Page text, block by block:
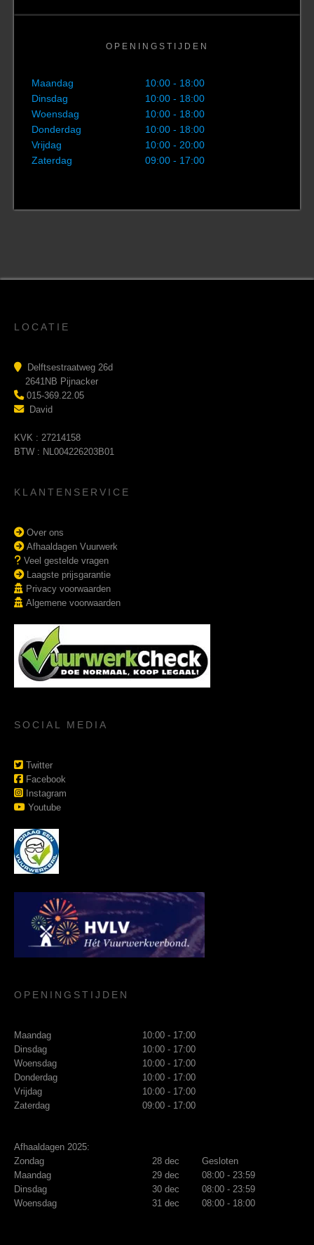
OPENINGSTIJDEN
Maandag
10:00 - 18:00
Dinsdag
10:00 - 18:00
Woensdag
10:00 - 18:00
Donderdag
10:00 - 18:00
Vrijdag
10:00 - 20:00
Zaterdag
09:00 - 17:00
LOCATIE
Delftsestraatweg 26d
2641NB Pijnacker
015-369.22.05
David
KVK : 27214158
BTW : NL004226203B01
KLANTENSERVICE
Over ons
Afhaaldagen Vuurwerk
Veel gestelde vragen
Laagste prijsgarantie
Privacy voorwaarden
Algemene voorwaarden
SOCIAL MEDIA
Twitter
Facebook
Instagram
Youtube
OPENINGSTIJDEN
Maandag
10:00 - 17:00
Dinsdag
10:00 - 17:00
Woensdag
10:00 - 17:00
Donderdag
10:00 - 17:00
Vrijdag
10:00 - 17:00
Zaterdag
09:00 - 17:00
Afhaaldagen 2025:
Zondag
28 dec
Gesloten
Maandag
29 dec
08:00 - 23:59
Dinsdag
30 dec
08:00 - 23:59
Woensdag
31 dec 08:00 - 18:00